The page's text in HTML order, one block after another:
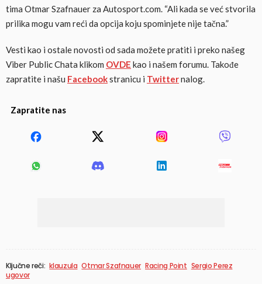
tima Otmar Szafnauer za Autosport.com. “Ali kada se već stvorila
prilika mogu vam reći da opcija koju spominjete nije tačna.”
Vesti kao i ostale novosti od sada možete pratiti i preko našeg
Viber Public Chata klikom OVDE kao i našem forumu. Takođe
zapratite i našu Facebookstranicu i Twitternalog.
Zapratite nas
Ključne reči: klauzula Otmar Szafnauer Racing Point Sergio Perez
ugovor